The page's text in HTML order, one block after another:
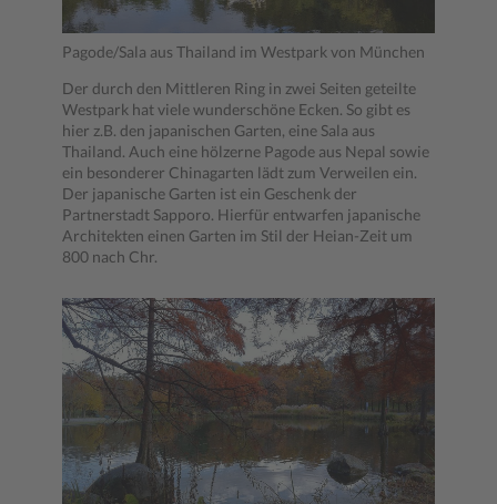
Pagode/Sala aus Thailand im Westpark von München
Der durch den Mittleren Ring in zwei Seiten geteilte
Westpark hat viele wunderschöne Ecken. So gibt es
hier z.B. den japanischen Garten, eine Sala aus
Thailand. Auch eine hölzerne Pagode aus Nepal sowie
ein besonderer Chinagarten lädt zum Verweilen ein.
Der japanische Garten ist ein Geschenk der
Partnerstadt Sapporo. Hierfür entwarfen japanische
Architekten einen Garten im Stil der Heian-Zeit um
800 nach Chr.